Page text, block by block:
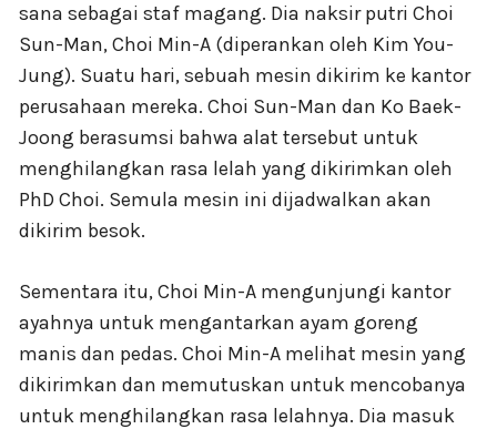
sana sebagai staf magang. Dia naksir putri Choi
Sun-Man, Choi Min-A (diperankan oleh Kim You-
Jung). Suatu hari, sebuah mesin dikirim ke kantor
perusahaan mereka. Choi Sun-Man dan Ko Baek-
Joong berasumsi bahwa alat tersebut untuk
menghilangkan rasa lelah yang dikirimkan oleh
PhD Choi. Semula mesin ini dijadwalkan akan
dikirim besok.
Sementara itu, Choi Min-A mengunjungi kantor
ayahnya untuk mengantarkan ayam goreng
manis dan pedas. Choi Min-A melihat mesin yang
dikirimkan dan memutuskan untuk mencobanya
untuk menghilangkan rasa lelahnya. Dia masuk